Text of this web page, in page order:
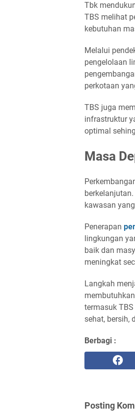
Tbk
TBS melihat
kebutuhan
Melalui
pengelolaan
perkotaan
TBS juga
infrastruktur
optimal
Masa
kawasan
Penerapan
lingkungan
baik dan
meningkat
Langkah
termasuk
sehat, bersih,
Berbagi :
Posting